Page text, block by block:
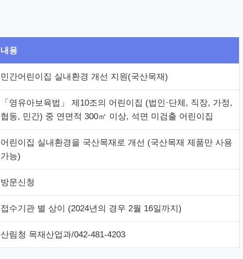
내용
민간어린이집 실내환경 개선 지원(국산목재)
「영유아보육법」 제10조의 어린이집 (법인·단체, 직장, 가정,
협동, 민간) 중 연면적 300㎡ 이상, 석면 미검출 어린이집
어린이집 실내환경을 국산목재로 개선 (국산목재 제품만 사용
가능)
방문신청
접수기관 별 상이 (2024년의 경우 2월 16일까지)
산림청 목재산업과/042-481-4203